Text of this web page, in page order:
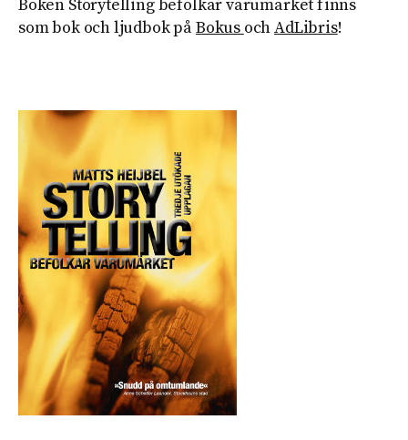
Boken Storytelling befolkar varumärket finns
som bok och ljudbok påBokus ochAdLibris!